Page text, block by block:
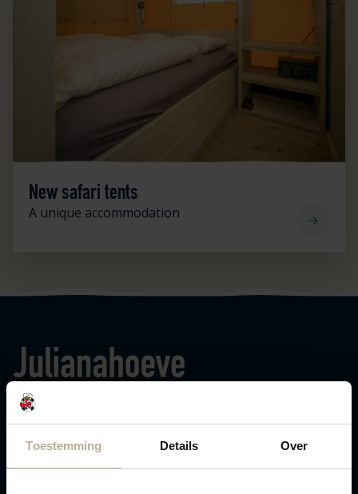
Toestemming Details Over
New safari tents
A unique accommodation
Logo Julianahoeve
Hoogenboomlaan 42
Renesse 4325 DM